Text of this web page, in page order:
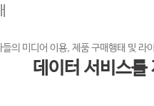
들의 미디어 이용, 제품 구매행태 및 라
데이터 서비스를